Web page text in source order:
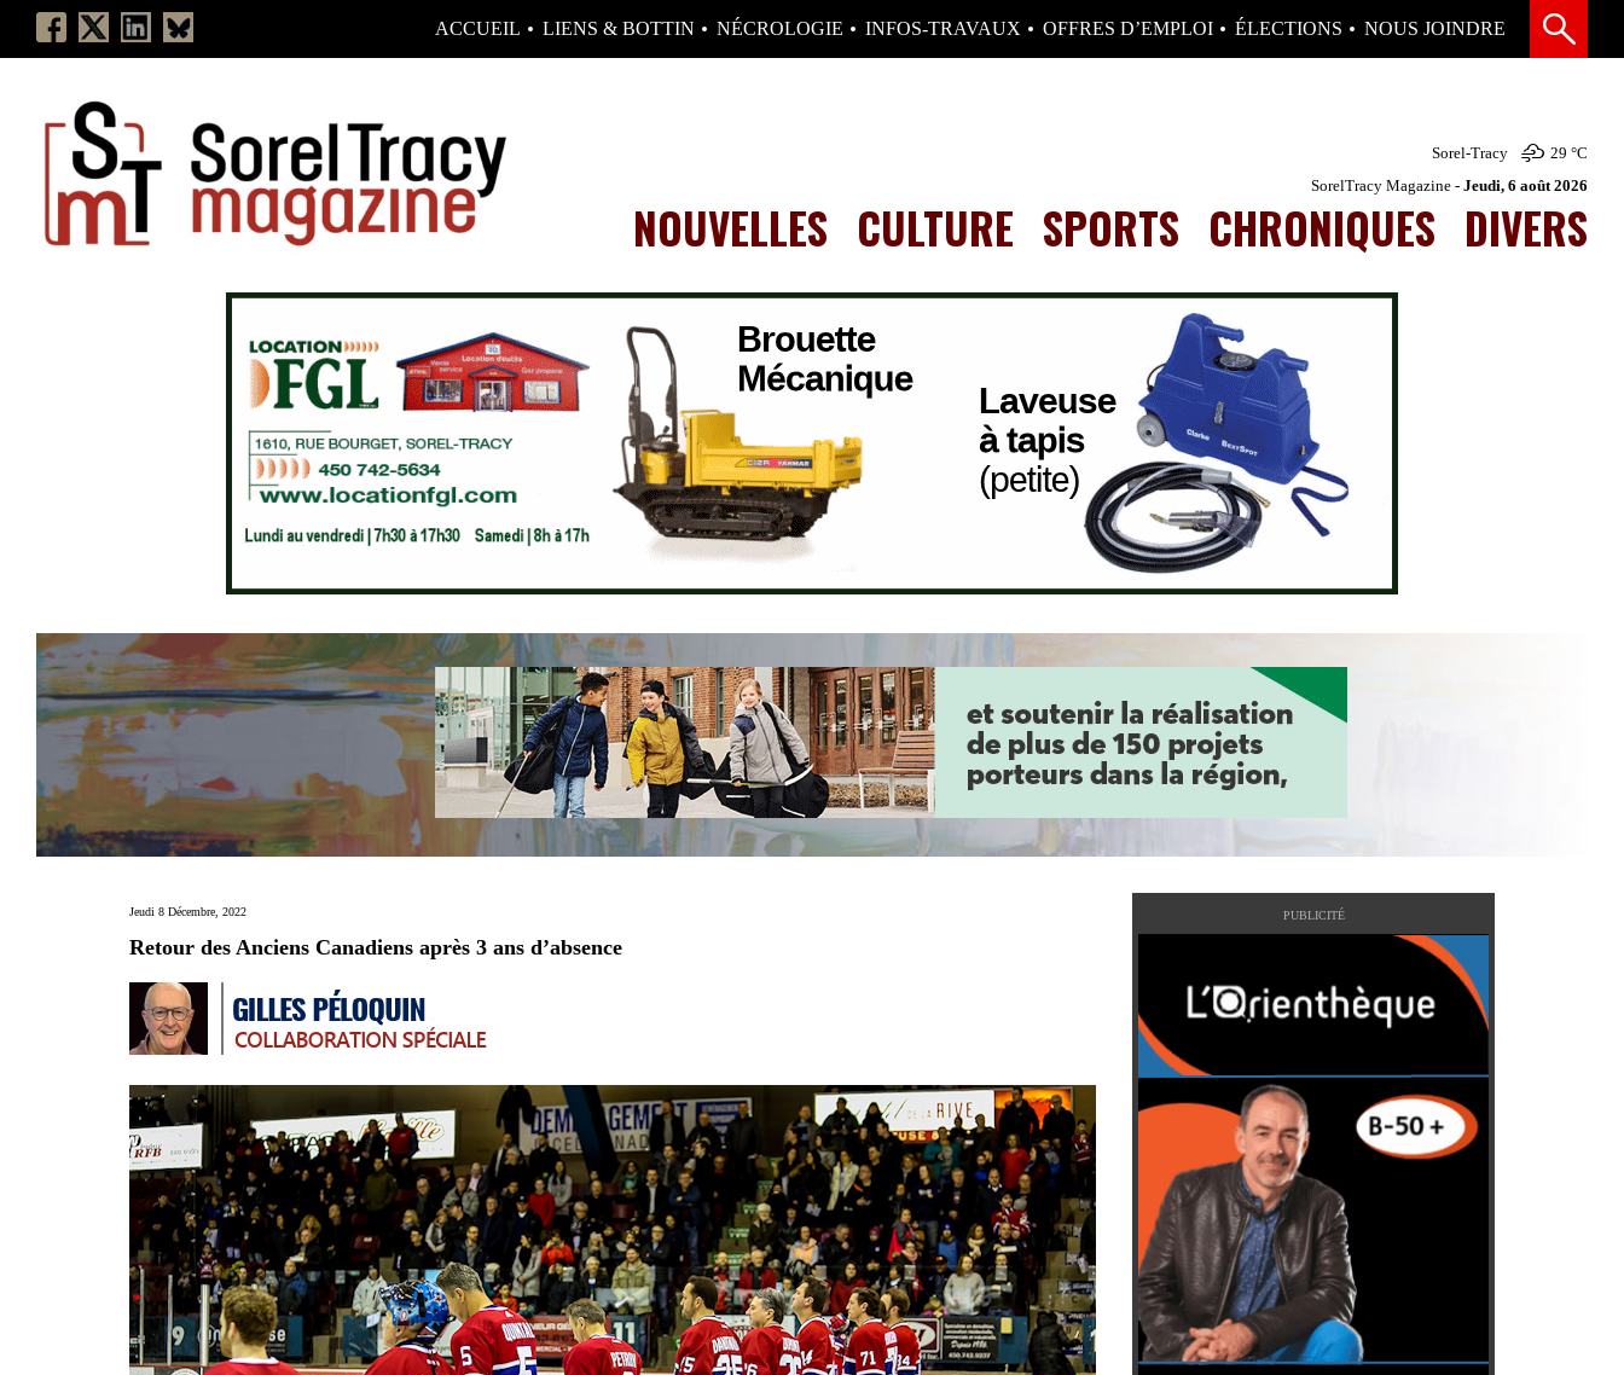
ACCUEIL LIENS & BOTTIN NÉCROLOGIE INFOS-TRAVAUX OFFRES D’EMPLOI ÉLECTIONS NOUS JOINDRE
Sorel-Tracy 29 °C
SorelTracy Magazine - Jeudi, 6 août 2026
NOUVELLES CULTURE SPORTS CHRONIQUES DIVERS
Jeudi 8 Décembre, 2022
Retour des Anciens Canadiens après 3 ans d’absence
PUBLICITÉ